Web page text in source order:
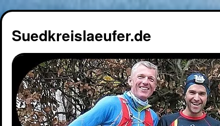
Suedkreislaeufer.de